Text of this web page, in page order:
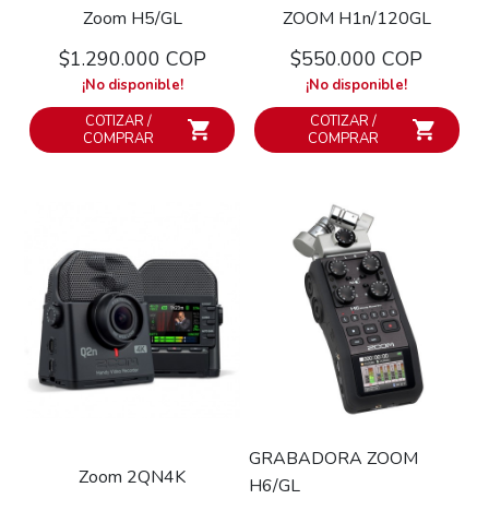
Zoom H5/GL
$1.290.000 COP
¡No disponible!
COTIZAR /
COMPRAR
ZOOM H1n/120GL
$550.000 COP
¡No disponible!
COTIZAR /
COMPRAR
Zoom 2QN4K
GRABADORA ZOOM
H6/GL